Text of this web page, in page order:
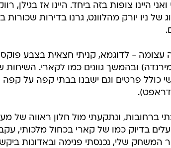
היינו צופות בזה ביחד. היינו אז בגילן,
ניו יורק מהלוונט, גרנו בדירות שכורות
עצומה - לדוגמא, קניתי חצאית בצבע
ובהמשך גוונים כמו לקארי. השיחות
כולל פרטים וגם ישבנו בבתי קפה על
דראפט).
ברחובות, ונתקעתי מול חלון ראווה של
נעלים בדיוק כמו של קארי בכחול מלכותי,
המשחק שלי, נכנסתי פנימה ובאדונות